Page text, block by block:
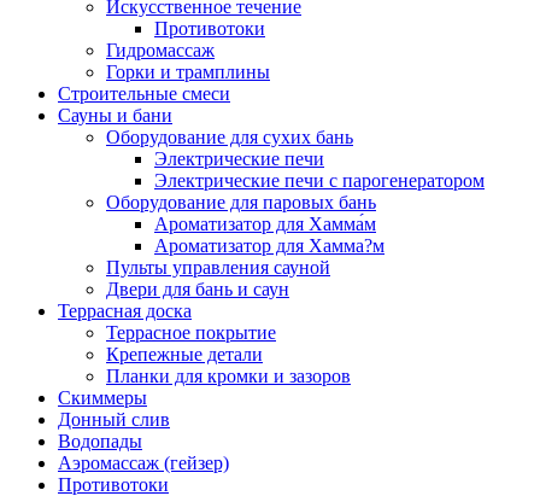
Искусственное течение
Противотоки
Гидромассаж
Горки и трамплины
Строительные смеси
Сауны и бани
Оборудование для сухих бань
Электрические печи
Электрические печи с парогенератором
Оборудование для паровых бань
Ароматизатор для Хамма́м
Ароматизатор для Хамма?м
Пульты управления сауной
Двери для бань и саун
Террасная доска
Террасное покрытие
Крепежные детали
Планки для кромки и зазоров
Скиммеры
Донный слив
Водопады
Аэромассаж (гейзер)
Противотоки